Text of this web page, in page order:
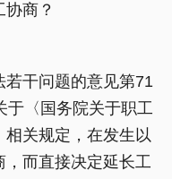
商？
干问题的意见第71
于〈国务院关于职工
关规定，在发生以
而直接决定延长工